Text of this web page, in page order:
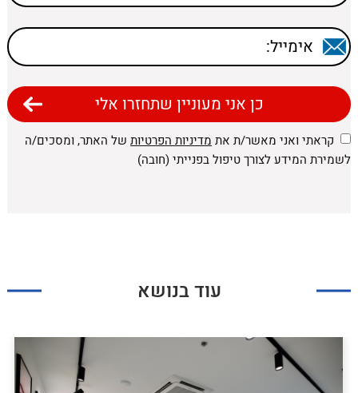
קראתי ואני מאשר/ת את מדיניות הפרטיותשל האתר, ומסכים/ה
לשמירת המידע לצורך טיפול בפנייתי (חובה)
עוד בנושא